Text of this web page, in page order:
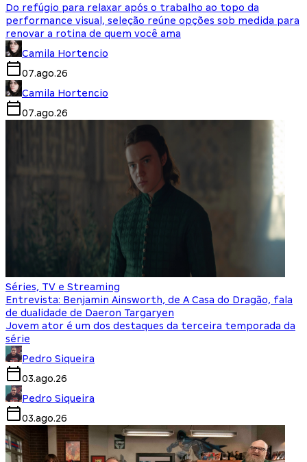
Do refúgio para relaxar após o trabalho ao topo da
performance visual, seleção reúne opções sob medida para
renovar a rotina de quem você ama
Camila Hortencio
07.ago.26
Camila Hortencio
07.ago.26
Séries, TV e Streaming
Entrevista: Benjamin Ainsworth, de A Casa do Dragão, fala
de dualidade de Daeron Targaryen
Jovem ator é um dos destaques da terceira temporada da
série
Pedro Siqueira
03.ago.26
Pedro Siqueira
03.ago.26